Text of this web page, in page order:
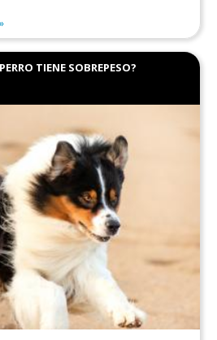
TIENE SOBREPESO?